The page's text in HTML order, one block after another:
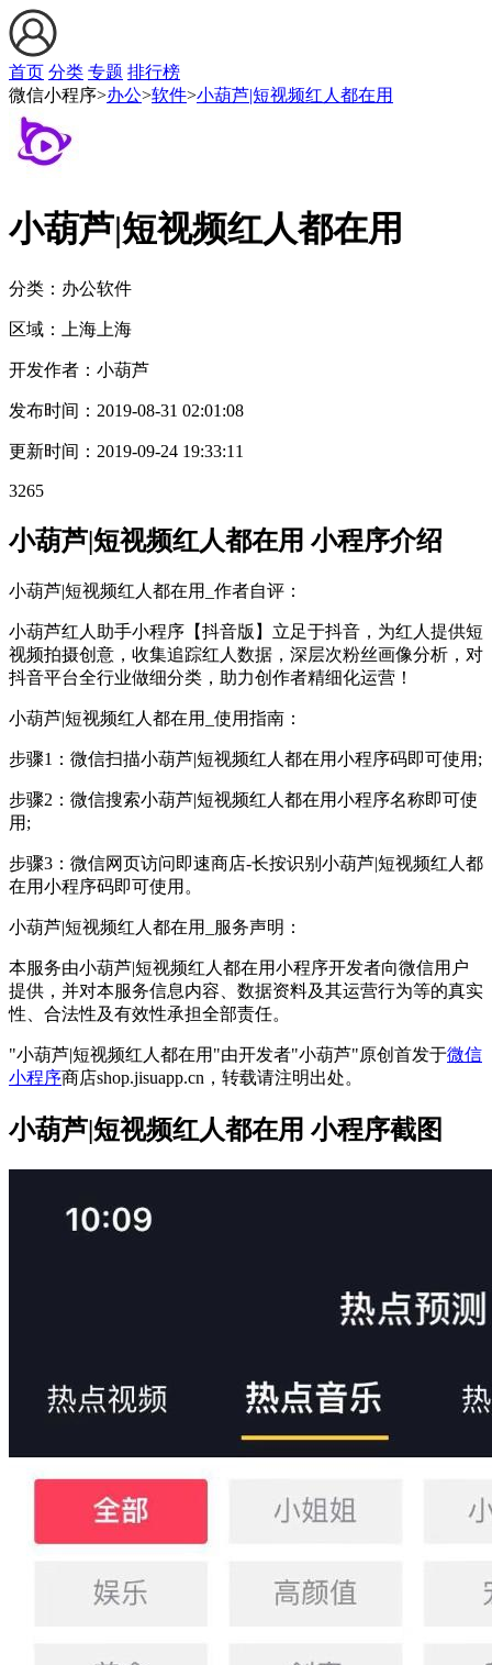
首页 分类 专题 排行榜
微信小程序>办公>软件>小葫芦|短视频红人都在用
小葫芦|短视频红人都在用
分类：办公软件
区域： 上海 上海
开发作者： 小葫芦
发布时间： 2019-08-31 02:01:08
更新时间： 2019-09-24 19:33:11
3265
小葫芦|短视频红人都在用 小程序介绍
小葫芦|短视频红人都在用_作者自评：
小葫芦红人助手小程序【抖音版】立足于抖音，为红人提供短
视频拍摄创意，收集追踪红人数据，深层次粉丝画像分析，对
抖音平台全行业做细分类，助力创作者精细化运营！
小葫芦|短视频红人都在用_使用指南：
步骤1：微信扫描小葫芦|短视频红人都在用小程序码即可使用;
步骤2：微信搜索小葫芦|短视频红人都在用小程序名称即可使
用;
步骤3：微信网页访问即速商店-长按识别小葫芦|短视频红人都
在用小程序码即可使用。
小葫芦|短视频红人都在用_服务声明：
本服务由小葫芦|短视频红人都在用小程序开发者向微信用户
提供，并对本服务信息内容、数据资料及其运营行为等的真实
性、合法性及有效性承担全部责任。
"小葫芦|短视频红人都在用"由开发者"小葫芦"原创首发于微信
小程序商店shop.jisuapp.cn，转载请注明出处。
小葫芦|短视频红人都在用 小程序截图